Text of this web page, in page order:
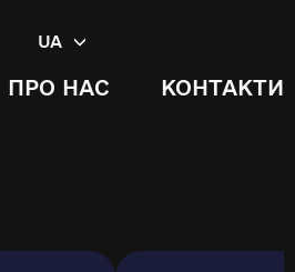
UA
ПРО НАС КОНТАКТИ